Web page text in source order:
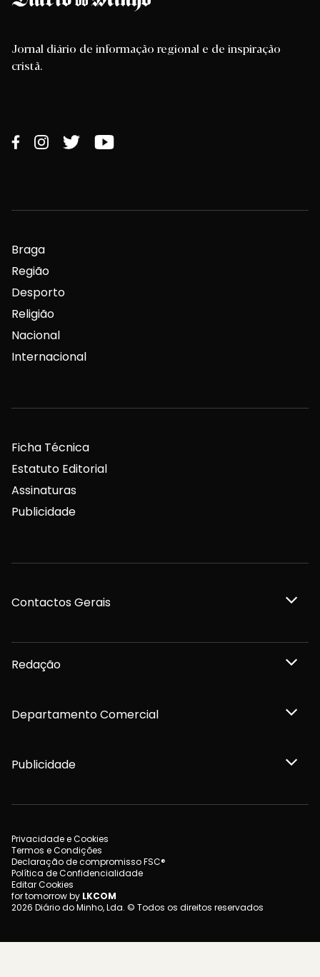
Jornal diário de informação regional e de inspiração
cristã.
Braga
Região
Desporto
Religião
Nacional
Internacional
Ficha Técnica
Estatuto Editorial
Assinaturas
Publicidade
Contactos Gerais
Redação
Departamento Comercial
Publicidade
Privacidade e Cookies
Termos e Condições
Declaração de compromisso FSC®
Política de Confidencialidade
Editar Cookies
for tomorrow by LKCOM
2026 Diário do Minho, Lda. © Todos os direitos reservados